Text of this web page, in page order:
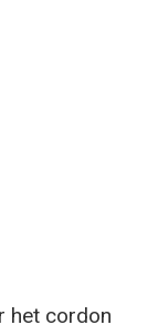
het cordon